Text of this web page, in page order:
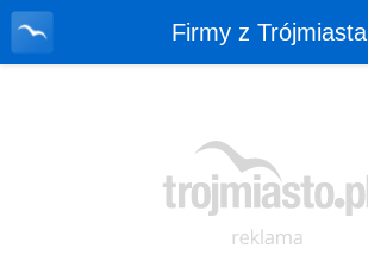
Firmy z Trójmiasta